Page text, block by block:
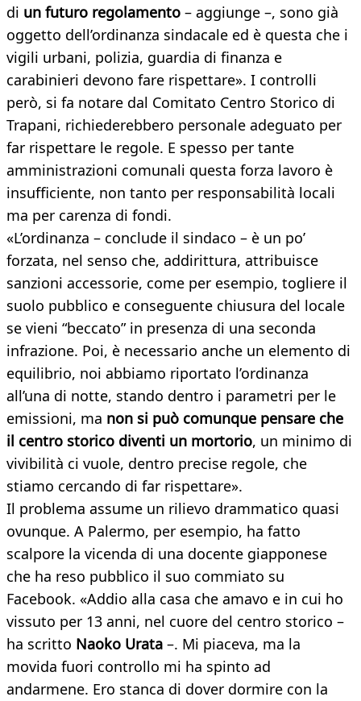
di un futuro regolamento – aggiunge –, sono già
oggetto dell’ordinanza sindacale ed è questa che i
vigili urbani, polizia, guardia di finanza e
carabinieri devono fare rispettare». I controlli
però, si fa notare dal Comitato Centro Storico di
Trapani, richiederebbero personale adeguato per
far rispettare le regole. E spesso per tante
amministrazioni comunali questa forza lavoro è
insufficiente, non tanto per responsabilità locali
ma per carenza di fondi.
«L’ordinanza – conclude il sindaco – è un po’
forzata, nel senso che, addirittura, attribuisce
sanzioni accessorie, come per esempio, togliere il
suolo pubblico e conseguente chiusura del locale
se vieni “beccato” in presenza di una seconda
infrazione. Poi, è necessario anche un elemento di
equilibrio, noi abbiamo riportato l’ordinanza
all’una di notte, stando dentro i parametri per le
emissioni, ma non si può comunque pensare che
il centro storico diventi un mortorio, un minimo di
vivibilità ci vuole, dentro precise regole, che
stiamo cercando di far rispettare».
Il problema assume un rilievo drammatico quasi
ovunque. A Palermo, per esempio, ha fatto
scalpore la vicenda di una docente giapponese
che ha reso pubblico il suo commiato su
Facebook. «Addio alla casa che amavo e in cui ho
vissuto per 13 anni, nel cuore del centro storico –
ha scritto Naoko Urata –. Mi piaceva, ma la
movida fuori controllo mi ha spinto ad
andarmene. Ero stanca di dover dormire con la